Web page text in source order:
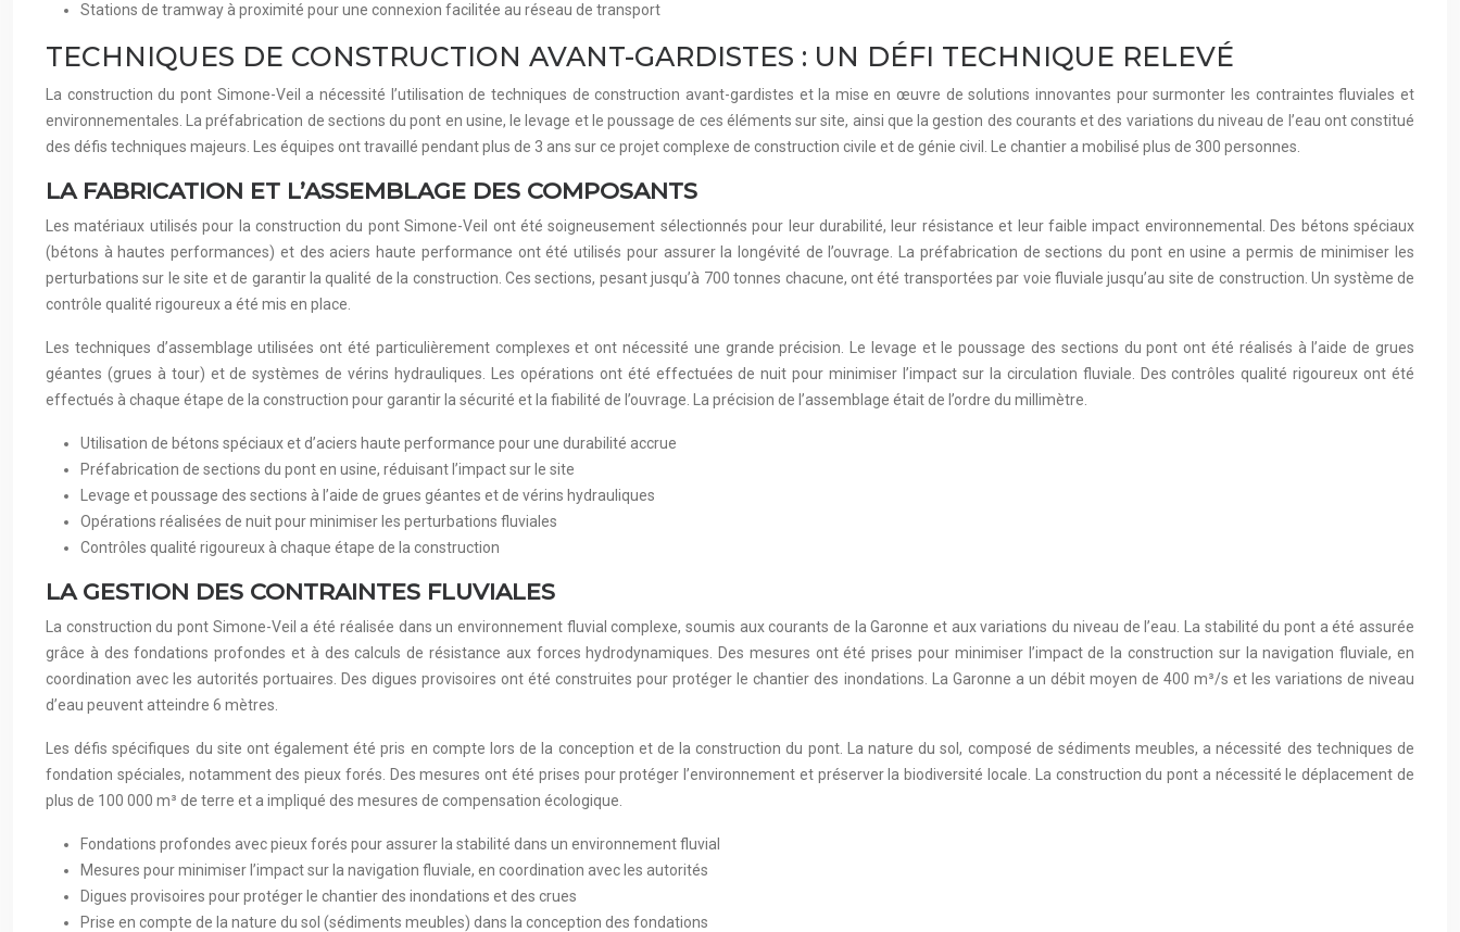
Stations de tramway à proximité pour une connexion facilitée au réseau de transport
TECHNIQUES DE CONSTRUCTION AVANT-GARDISTES : UN DÉFI TECHNIQUE RELEVÉ
La construction du pont Simone-Veil a nécessité l’utilisation de techniques de construction avant-gardistes et la mise en œuvre de solutions innovantes pour surmonter les contraintes fluviales et
environnementales. La préfabrication de sections du pont en usine, le levage et le poussage de ces éléments sur site, ainsi que la gestion des courants et des variations du niveau de l’eau ont constitué
des défis techniques majeurs. Les équipes ont travaillé pendant plus de 3 ans sur ce projet complexe de construction civile et de génie civil. Le chantier a mobilisé plus de 300 personnes.
LA FABRICATION ET L’ASSEMBLAGE DES COMPOSANTS
Les matériaux utilisés pour la construction du pont Simone-Veil ont été soigneusement sélectionnés pour leur durabilité, leur résistance et leur faible impact environnemental. Des bétons spéciaux
(bétons à hautes performances) et des aciers haute performance ont été utilisés pour assurer la longévité de l’ouvrage. La préfabrication de sections du pont en usine a permis de minimiser les
perturbations sur le site et de garantir la qualité de la construction. Ces sections, pesant jusqu’à 700 tonnes chacune, ont été transportées par voie fluviale jusqu’au site de construction. Un système de
contrôle qualité rigoureux a été mis en place.
Les techniques d’assemblage utilisées ont été particulièrement complexes et ont nécessité une grande précision. Le levage et le poussage des sections du pont ont été réalisés à l’aide de grues
géantes (grues à tour) et de systèmes de vérins hydrauliques. Les opérations ont été effectuées de nuit pour minimiser l’impact sur la circulation fluviale. Des contrôles qualité rigoureux ont été
effectués à chaque étape de la construction pour garantir la sécurité et la fiabilité de l’ouvrage. La précision de l’assemblage était de l’ordre du millimètre.
Utilisation de bétons spéciaux et d’aciers haute performance pour une durabilité accrue
Préfabrication de sections du pont en usine, réduisant l’impact sur le site
Levage et poussage des sections à l’aide de grues géantes et de vérins hydrauliques
Opérations réalisées de nuit pour minimiser les perturbations fluviales
Contrôles qualité rigoureux à chaque étape de la construction
LA GESTION DES CONTRAINTES FLUVIALES
La construction du pont Simone-Veil a été réalisée dans un environnement fluvial complexe, soumis aux courants de la Garonne et aux variations du niveau de l’eau. La stabilité du pont a été assurée
grâce à des fondations profondes et à des calculs de résistance aux forces hydrodynamiques. Des mesures ont été prises pour minimiser l’impact de la construction sur la navigation fluviale, en
coordination avec les autorités portuaires. Des digues provisoires ont été construites pour protéger le chantier des inondations. La Garonne a un débit moyen de 400 m³/s et les variations de niveau
d’eau peuvent atteindre 6 mètres.
Les défis spécifiques du site ont également été pris en compte lors de la conception et de la construction du pont. La nature du sol, composé de sédiments meubles, a nécessité des techniques de
fondation spéciales, notamment des pieux forés. Des mesures ont été prises pour protéger l’environnement et préserver la biodiversité locale. La construction du pont a nécessité le déplacement de
plus de 100 000 m³ de terre et a impliqué des mesures de compensation écologique.
Fondations profondes avec pieux forés pour assurer la stabilité dans un environnement fluvial
Mesures pour minimiser l’impact sur la navigation fluviale, en coordination avec les autorités
Digues provisoires pour protéger le chantier des inondations et des crues
Prise en compte de la nature du sol (sédiments meubles) dans la conception des fondations